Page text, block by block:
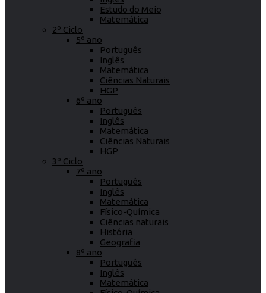
Estudo do Meio
Matemática
2º Ciclo
5º ano
Português
Inglês
Matemática
Ciências Naturais
HGP
6º ano
Português
Inglês
Matemática
Ciências Naturais
HGP
3º Ciclo
7º ano
Português
Inglês
Matemática
Físico-Química
Ciências naturais
História
Geografia
8º ano
Português
Inglês
Matemática